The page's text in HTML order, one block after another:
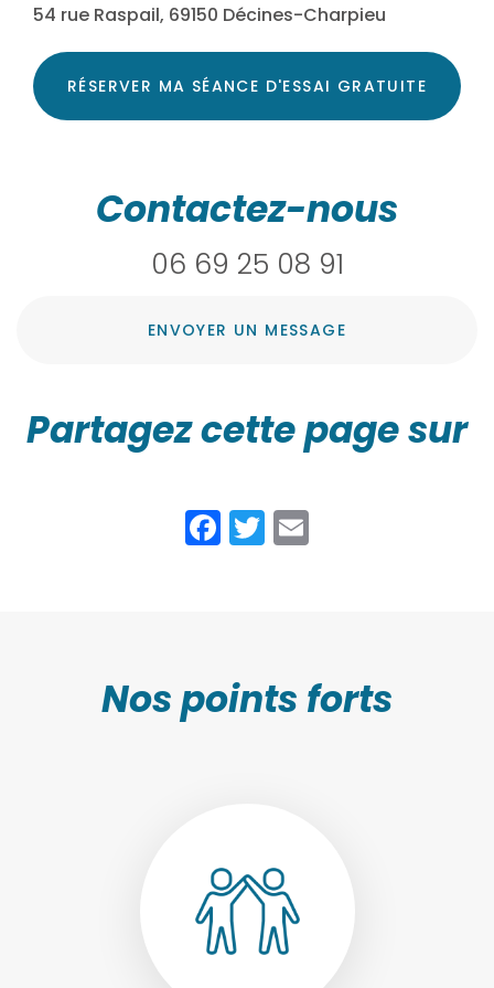
54 rue Raspail, 69150 Décines-Charpieu
RÉSERVER MA SÉANCE D'ESSAI GRATUITE
Contactez-nous
06 69 25 08 91
ENVOYER UN MESSAGE
Partagez cette page sur
Facebook
Twitter
Nos points forts